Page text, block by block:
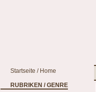
Startseite / Home
RUBRIKEN / GENRE